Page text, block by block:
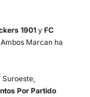
1901 y FC
Marcan ha
Por Partido